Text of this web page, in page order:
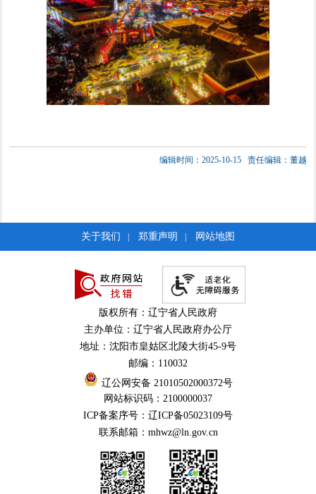
编辑时间：2025-10-15 责任编辑：董越
关于我们 | 郑重声明 | 网站地图
版权所有：辽宁省人民政府
主办单位：辽宁省人民政府办公厅
地址：沈阳市皇姑区北陵大街45-9号
邮编：110032
辽公网安备 21010502000372号
网站标识码：2100000037
ICP备案序号：辽ICP备05023109号
联系邮箱：mhwz@ln.gov.cn